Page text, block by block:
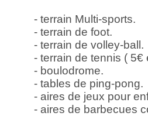
- terrain Multi-sports.
- terrain de foot.
- terrain de volley-ball.
- terrain de tennis ( 5€
- boulodrome.
- tables de ping-pong.
- aires de jeux pour
- aires de barbecues